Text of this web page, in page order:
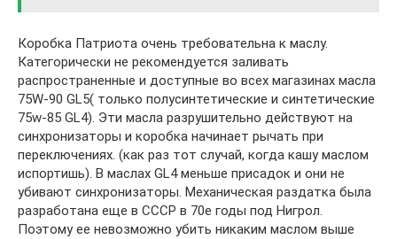
Коробка Патриота очень требовательна к маслу.
Категорически не рекомендуется заливать
распространенные и доступные во всех магазинах масла
75W-90 GL5( только полусинтетические и синтетические
75w-85 GL4). Эти масла разрушительно действуют на
синхронизаторы и коробка начинает рычать при
переключениях. (как раз тот случай, когда кашу маслом
испортишь). В маслах GL4 меньше присадок и они не
убивают синхронизаторы. Механическая раздатка была
разработана еще в СССР в 70е годы под Нигрол.
Поэтому ее невозможно убить никаким маслом выше